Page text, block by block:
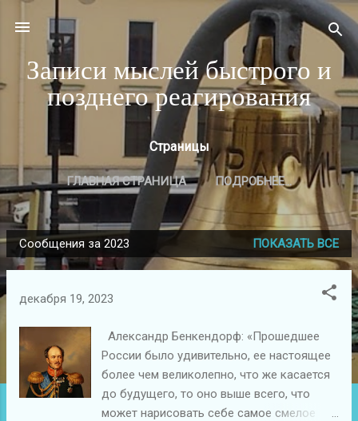
К основному контенту
Записи мыслей быстрого и
позднего реагирования
Страницы
ГЛАВНАЯ СТРАНИЦА ПОДРОБНЕЕ…
С
о
щ
Сообщения за 2023 ПОКАЗАТЬ ВСЕ
декабря 19, 2023
Александр Бенкендорф: «Прошедшее
России было удивительно, ее настоящее
более чем великолепно, что же касается
до будущего, то оно выше всего, что
может нарисовать себе самое смелое